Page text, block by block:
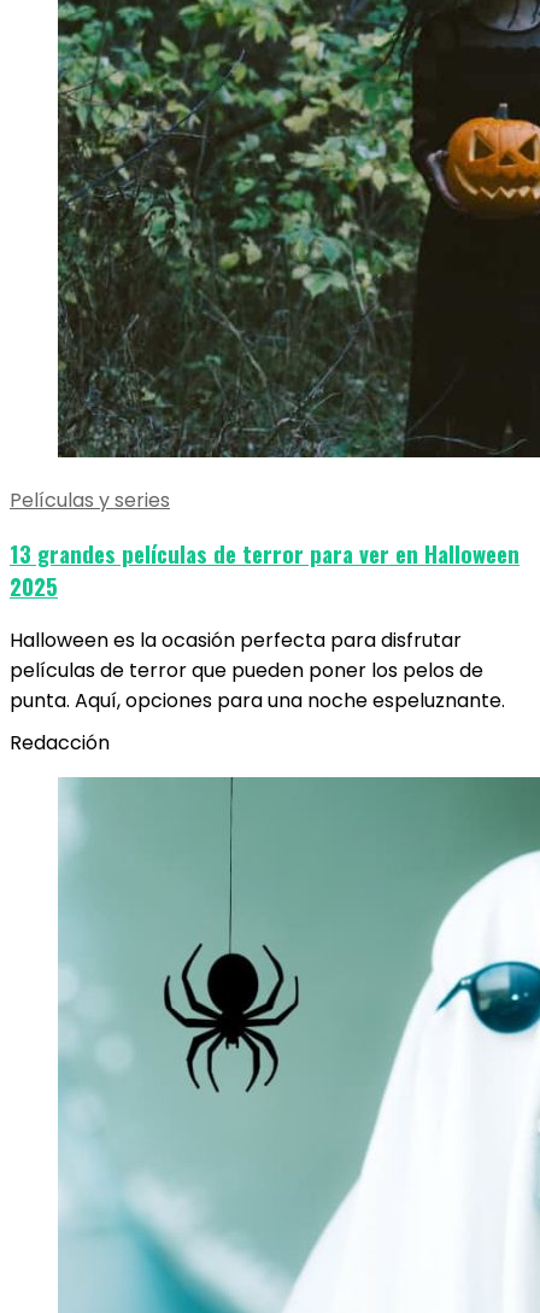
Películas y series
13 grandes películas de terror para ver en Halloween
2025
Halloween es la ocasión perfecta para disfrutar
películas de terror que pueden poner los pelos de
punta. Aquí, opciones para una noche espeluznante.
Redacción